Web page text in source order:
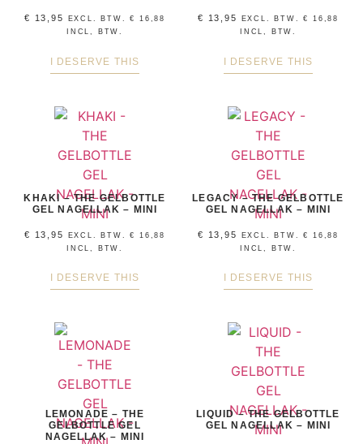
€ 13,95 EXCL. BTW.€
16,88
INCL, BTW.
I DESERVE THIS
€ 13,95 EXCL. BTW.€
16,88
INCL, BTW.
I DESERVE THIS
KHAKI – THE GELBOTTLE
GEL NAGELLAK – MINI
€ 13,95 EXCL. BTW.€
16,88
INCL, BTW.
I DESERVE THIS
LEGACY – THE GELBOTTLE
GEL NAGELLAK – MINI
€ 13,95 EXCL. BTW.€
16,88
INCL, BTW.
I DESERVE THIS
LEMONADE – THE
GELBOTTLE GEL
NAGELLAK – MINI
LIQUID – THE GELBOTTLE
GEL NAGELLAK – MINI